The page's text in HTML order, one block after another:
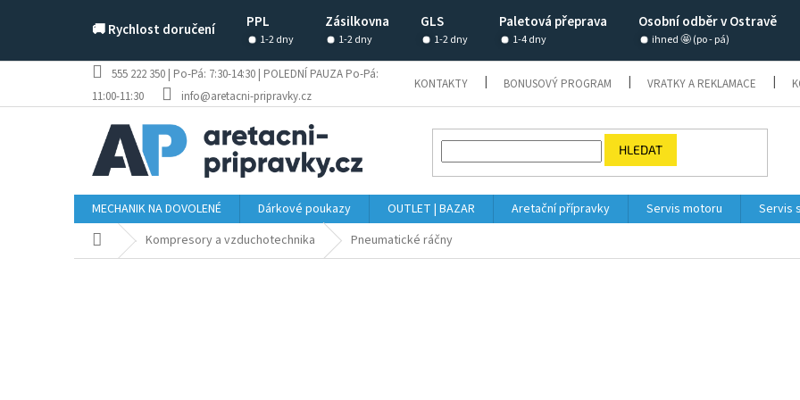
🚚 Rychlost doručení PPL Zásilkovna GLS Paletová přeprava Osobní odběr v Ostravě
1-2 dny 1-2 dny 1-2 dny 1-4 dny ihned 🤩 (po - pá)
555 222 350 | Po-Pá: 7:30-14:30 | POLEDNÍ PAUZA Po-Pá:
11:00-11:30
info@aretacni-pripravky.cz
KONTAKTY BONUSOVÝ PROGRAM VRATKY A REKLAMACE
HLEDAT
MECHANIK NA DOVOLENÉ Dárkové poukazy OUTLET | BAZAR Aretační přípravky Servis motoru Servis
Domů Kompresory a vzduchotechnika Pneumatické ráčny